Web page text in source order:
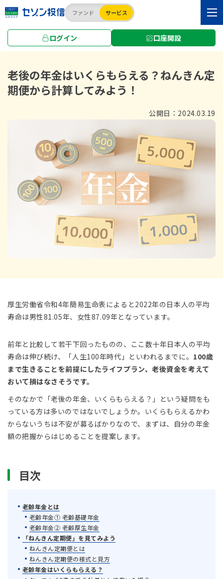
ファンド サービス
ログイン 口座開設
知る・セミナー 投老後の年金はいくらもらえる
老後の年金はいくらもらえる？ねんきん定
期便から計算してみよう！
公開日： 2024.03.19
厚生労働省令和4年簡易生命表によると2022年の日本人の平均
寿命は男性81.05年、女性87.09年となっています。
前年と比較して若干下回ったものの、ここ数十年日本人の平均
寿命は伸び続け、「人生100年時代」といわれるまでに。 100歳
まで生きることを前提にしたライフプラン、老後資金を考えて
おいて損はなさそうです。
そのなかで「老後の年金、いくらもらえる？」という疑問をも
っている方は多いのではないでしょうか。いくらもらえるかわ
からないうちは不安が募るばかりなので、まずは、自分の年金
額の把握からはじめることを提案します。
目次
老齢年金とは
老齢年金① 老齢基礎年金
老齢年金② 老齢厚生年金
「ねんきん定期便」を見てみよう
ねんきん定期便とは
ねんきん定期便の様式と見方
老齢年金はいくらもらえる？